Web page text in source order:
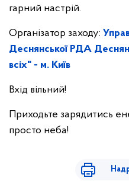
гарний настрій.
Організатор заходу:
Деснянської РДА
всіх" - м. Київ
Вхід вільний!
Приходьте зарядитись
просто неба!